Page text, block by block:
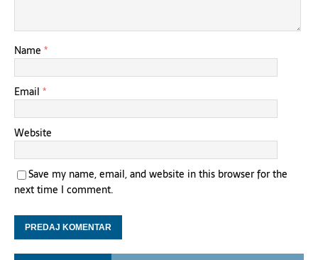
Name *
Email *
Website
Save my name, email, and website in this browser for the
next time I comment.